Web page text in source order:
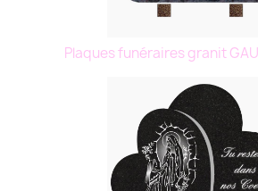
Plaques funéraires granit